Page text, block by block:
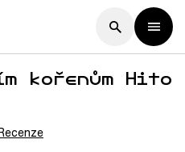
kořenům Hito